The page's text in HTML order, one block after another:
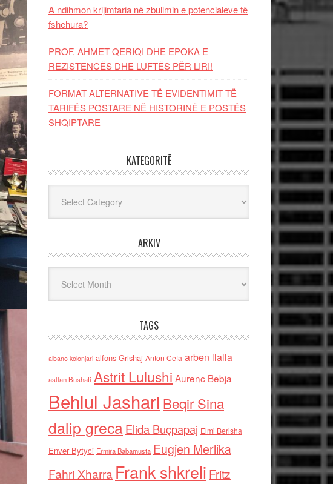
A ndihmon krijimtaria në zbulimin e potencialeve të
fshehura?
PROF. AHMET QERIQI DHE EPOKA E
REZISTENCЁS DHE LUFTЁS PЁR LIRI!
FORMAT ALTERNATIVE TË EVIDENTIMIT TË
TARIFËS POSTARE NË HISTORINË E POSTËS
SHQIPTARE
KATEGORITË
ARKIV
TAGS
albano kolonjari alfons Grishaj Anton Cefa arben llalla
asllan Bushati Astrit Lulushi Aurenc Bebja
Behlul Jashari Beqir Sina
dalip grecaElida Buçpapaj Elmi Berisha
Enver Bytyci Ermira Babamusta Eugjen Merlika
Fahri Xharra Frank shkreli Fritz